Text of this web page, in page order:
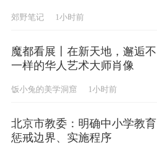
郊野笔记 1小时前
魔都看展丨在新天地，邂逅不
一样的华人艺术大师肖像
饭小兔的美学洞窟 1小时前
北京市教委：明确中小学教育
惩戒边界、实施程序